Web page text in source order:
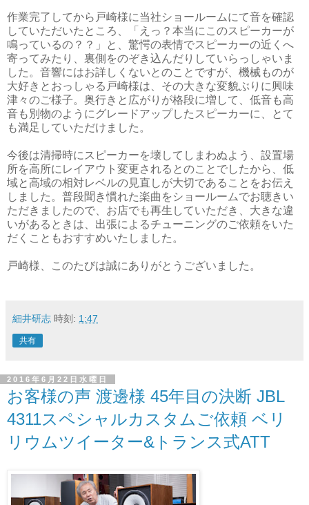
作業完了してから戸崎様に当社ショールームにて音を確認
していただいたところ、「えっ？本当にこのスピーカーが
鳴っているの？？」と、驚愕の表情でスピーカーの近くへ
寄ってみたり、裏側をのぞき込んだりしていらっしゃいま
した。音響にはお詳しくないとのことですが、機械ものが
大好きとおっしゃる戸崎様は、その大きな変貌ぶりに興味
津々のご様子。奥行きと広がりが格段に増して、低音も高
音も別物のようにグレードアップしたスピーカーに、とて
も満足していただけました。
今後は清掃時にスピーカーを壊してしまわぬよう、設置場
所を高所にレイアウト変更されるとのことでしたから、低
域と高域の相対レベルの見直しが大切であることをお伝え
しました。普段聞き慣れた楽曲をショールームでお聴きい
ただきましたので、お店でも再生していただき、大きな違
いがあるときは、出張によるチューニングのご依頼をいた
だくこともおすすめいたしました。
戸崎様、このたびは誠にありがとうございました。
細井研志 時刻: 1:47
共有
2016年6月22日水曜日
お客様の声 渡邊様 45年目の決断 JBL
4311スペシャルカスタムご依頼 ベリ
リウムツイーター&トランス式ATT